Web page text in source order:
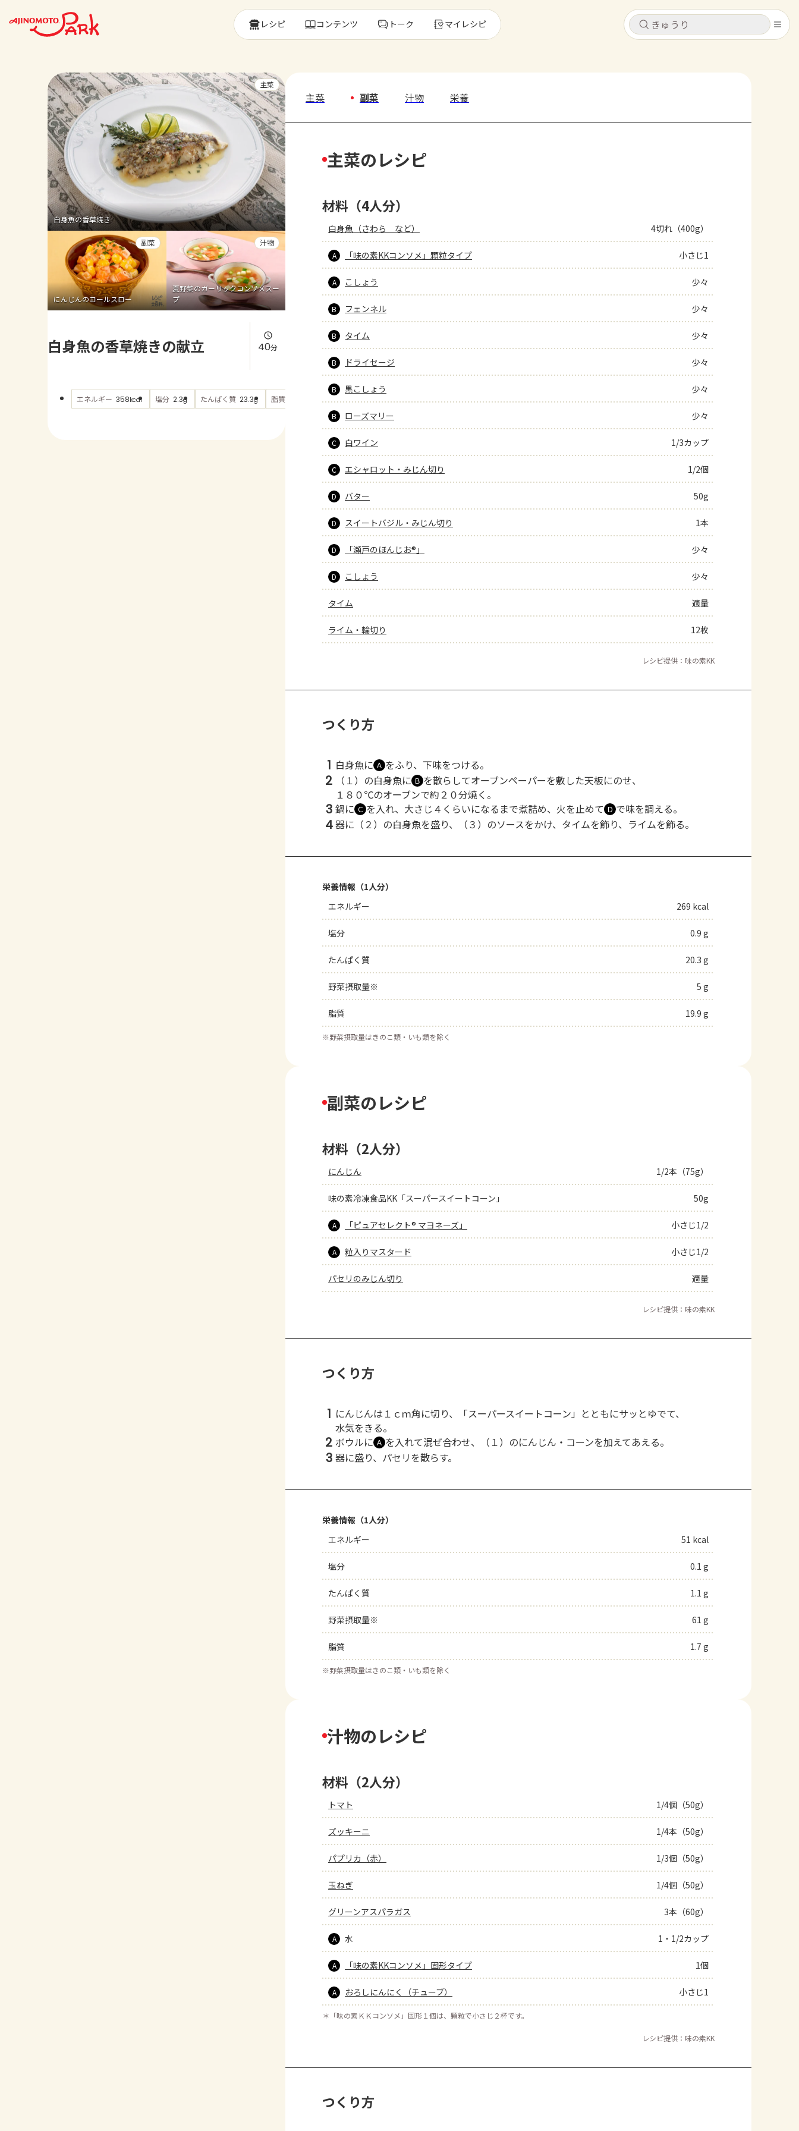
キャンセル
よくあるお問い合わせ
お買い物
キャンセル
レシピ コンテンツ トーク マイレシピ
白身魚の香草焼き
主菜
にんじんのコールスロー
副菜
夏野菜のガーリックコンソメスー
プ
汁物
白身魚の香草焼きの献立 40分
エネルギー 358kcal 塩分 2.3g たんぱく質 23.3g 脂質 もっと見る
主菜 副菜 汁物 栄養
主菜のレシピ
材料（4人分）
白身魚（さわら　など） 4切れ（400g）
A 「味の素KKコンソメ」顆粒タイプ 小さじ1
A こしょう 少々
B フェンネル 少々
B タイム 少々
B ドライセージ 少々
B 黒こしょう 少々
B ローズマリー 少々
C 白ワイン 1/3カップ
C エシャロット・みじん切り 1/2個
D バター 50g
D スイートバジル・みじん切り 1本
D 「瀬戸のほんじお®」 少々
D こしょう 少々
タイム 適量
ライム・輪切り 12枚
レシピ提供：味の素KK
つくり方
1 白身魚に Ａ をふり、下味をつける。
2 （１）の白身魚に Ｂ を散らしてオーブンペーパーを敷した天板にのせ、
１８０℃のオーブンで約２０分焼く。
3 鍋に Ｃ を入れ、大さじ４くらいになるまで煮詰め、火を止めて Ｄ で味を調える。
4器に（２）の白身魚を盛り、（３）のソースをかけ、タイムを飾り、ライムを飾る。
栄養情報（1人分）
エネルギー
269 kcal
塩分 0.9 g
たんぱく質 20.3 g
野菜摂取量※ 5 g
脂質 19.9 g
※野菜摂取量はきのこ類・いも類を除く
副菜のレシピ
材料（2人分）
にんじん 1/2本（75g）
味の素冷凍食品KK「スーパースイートコーン」 50g
A 「ピュアセレクト® マヨネーズ」 小さじ1/2
A 粒入りマスタード 小さじ1/2
パセリのみじん切り 適量
レシピ提供：味の素KK
つくり方
1 にんじんは１ｃｍ角に切り、「スーパースイートコーン」とともにサッとゆでて、
水気をきる。
2 ボウルに Ａ を入れて混ぜ合わせ、（１）のにんじん・コーンを加えてあえる。
3 器に盛り、パセリを散らす。
栄養情報（1人分）
エネルギー
51 kcal
塩分 0.1 g
たんぱく質 1.1 g
野菜摂取量※ 61 g
脂質 1.7 g
※野菜摂取量はきのこ類・いも類を除く
汁物のレシピ
材料（2人分）
トマト 1/4個（50g）
ズッキーニ 1/4本（50g）
パプリカ（赤） 1/3個（50g）
玉ねぎ 1/4個（50g）
グリーンアスパラガス 3本（60g）
A 水 1・1/2カップ
A 「味の素KKコンソメ」固形タイプ 1個
A おろしにんにく（チューブ） 小さじ1
＊ 「味の素ＫＫコンソメ」固形１個は、顆粒で小さじ２杯です。
レシピ提供：味の素KK
つくり方